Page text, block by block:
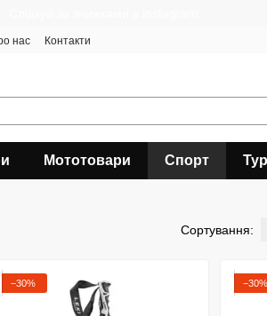
нас Контакти
Мототовари Спорт
Сортування:
−30% −30%